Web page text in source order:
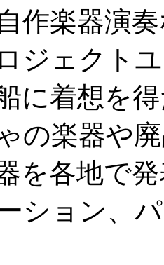
作楽器演
ジェクト
に着想を
の楽器や
を各地で
ション、